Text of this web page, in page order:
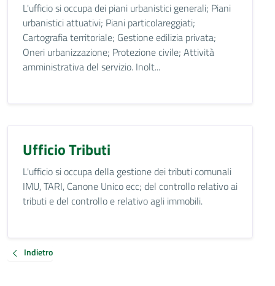
L'ufficio si occupa dei piani urbanistici generali; Piani
urbanistici attuativi; Piani particolareggiati;
Cartografia territoriale; Gestione edilizia privata;
Oneri urbanizzazione; Protezione civile; Attività
amministrativa del servizio. Inolt...
Ufficio Tributi
L'ufficio si occupa della gestione dei tributi comunali
IMU, TARI, Canone Unico ecc; del controllo relativo ai
tributi e del controllo e relativo agli immobili.
Indietro